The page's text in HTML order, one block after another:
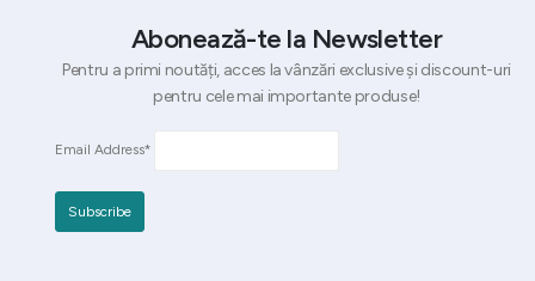
Abonează-te la Newsletter
Pentru a primi noutăți, acces la vânzări exclusive și discount-uri
pentru cele mai importante produse!
Email Address*